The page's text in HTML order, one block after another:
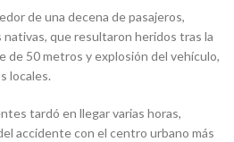
de una decena de pasajeros,
que resultaron heridos tras la
de 50 metros y explosión del vehículo,
locales.
tardó en llegar varias horas,
accidente con el centro urbano más